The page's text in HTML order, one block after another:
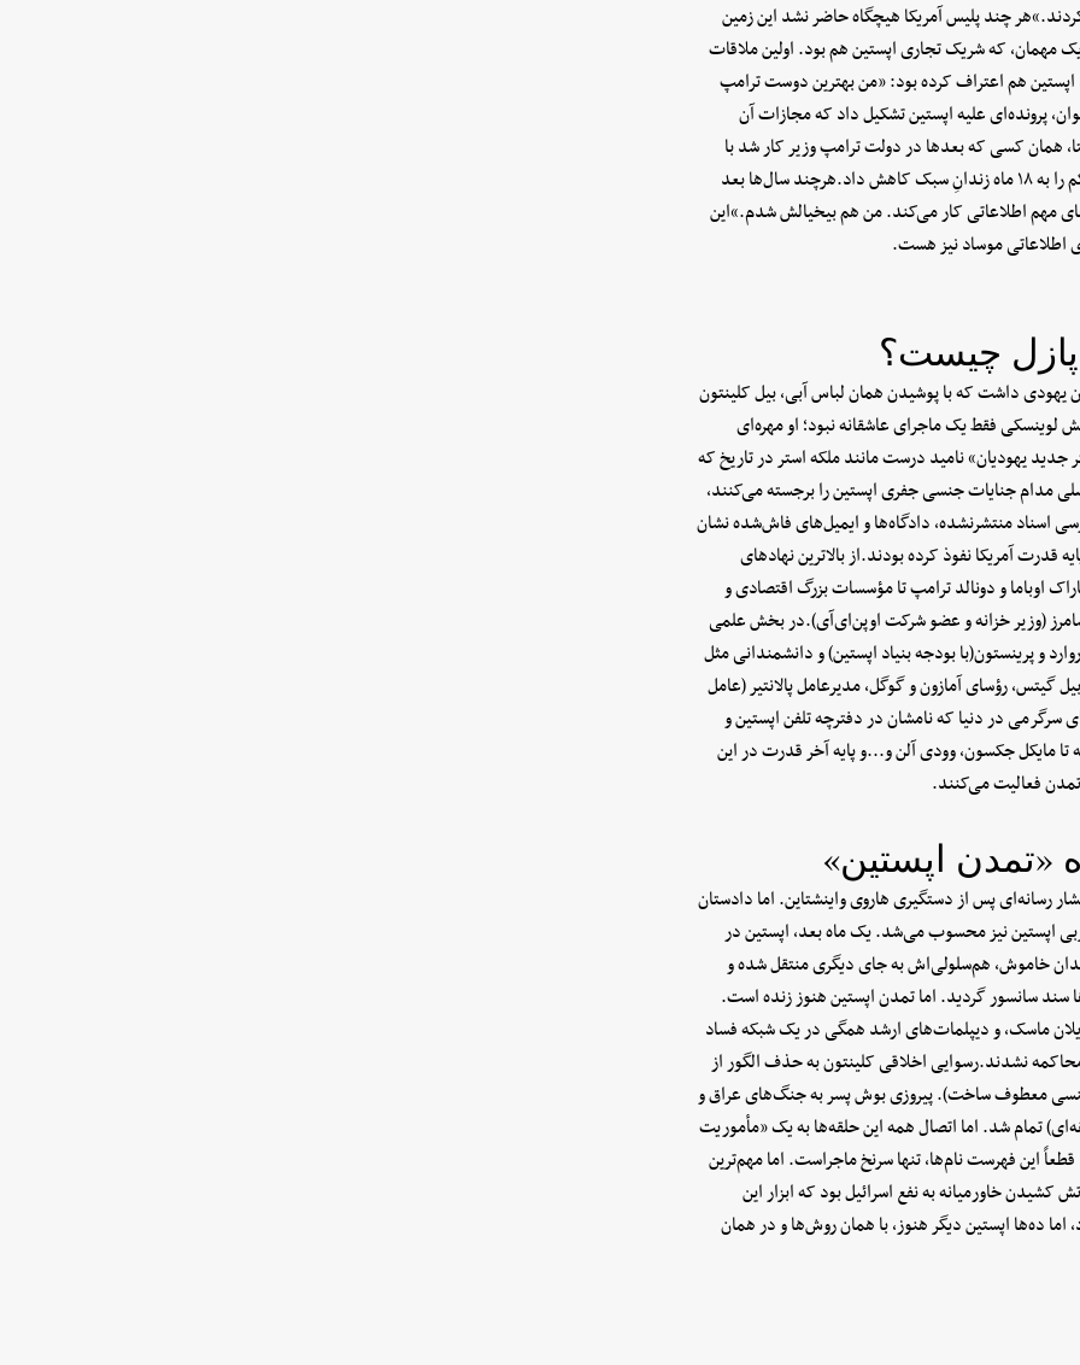
چند پلیس آمریکا هیچگاه حاضر نشد این زمین
مهمان، که شریک تجاری اپستین هم بود. اولین ملاقات
هم اعتراف کرده بود: «من بهترین دوست ترامپ
نوجوان، پرونده‌ای علیه اپستین تشکیل داد که مجازات آن
همان کسی که بعدها در دولت ترامپ وزیر کار شد با
وکلای اپستین (از جمله آلِنده شُویت و کَن استار) وارد مذاکره شد و حکم را به ۱۸ ماه زندانِ سبک کاهش داد.هرچند سال‌ها بعد
مهم اطلاعاتی کار می‌کند. من هم بیخیالش شدم.»این
اطلاعاتی موساد نیز هست.
پازل چیست؟
یهودی داشت که با پوشیدن همان لباس آبی، بیل کلینتون
لوینسکی فقط یک ماجرای عاشقانه نبود؛ او مهره‌ای
جدید یهودیان» نامید درست مانند ملکه استر در تاریخ که
مدام جنایات جنسی جفری اپستین را برجسته می‌کنند،
منتشرنشده، دادگاه‌ها و ایمیل‌های فاش‌شده نشان
آمریکا نفوذ کرده بودند.از بالاترین نهادهای
اوباما و دونالد ترامپ تا مؤسسات بزرگ اقتصادی و
(وزیر خزانه و عضو شرکت اوپن‌ای‌آی).در بخش علمی
و پرینستون(با بودجه بنیاد اپستین) و دانشمندانی مثل
گیتس، رؤسای آمازون و گوگل، مدیرعامل پالانتیر (عامل
سرگرمی در دنیا که نامشان در دفترچه تلفن اپستین و
مایکل جکسون، وودی آلن و...و پایه آخر قدرت در این
تمدن فعالیت می‌کنند.
«تمدن اپستین»
رسانه‌ای پس از دستگیری هاروی واینشتاین. اما دادستان
مربی اپستین نیز محسوب می‌شد. یک ماه بعد، اپستین در
خاموش، هم‌سلولی‌اش به جای دیگری منتقل شده و
سند سانسور گردید. اما تمدن اپستین هنوز زنده است.
ماسک، و دیپلمات‌های ارشد همگی در یک شبکه فساد
نشدند.رسوایی اخلاقی کلینتون به حذف الگور از
جنسی معطوف ساخت). پیروزی بوش پسر به جنگ‌های عراق و
تمام شد. اما اتصال همه این حلقه‌ها به یک «مأموریت
این فهرست نام‌ها، تنها سرنخ ماجراست. اما مهم‌ترین
خاورمیانه به نفع اسرائیل بود که ابزار این
ده‌ها اپستین دیگر هنوز، با همان روش‌ها و در همان